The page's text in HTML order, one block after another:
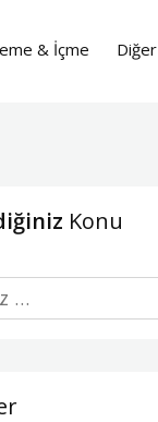
& İçme Diğer
Konu